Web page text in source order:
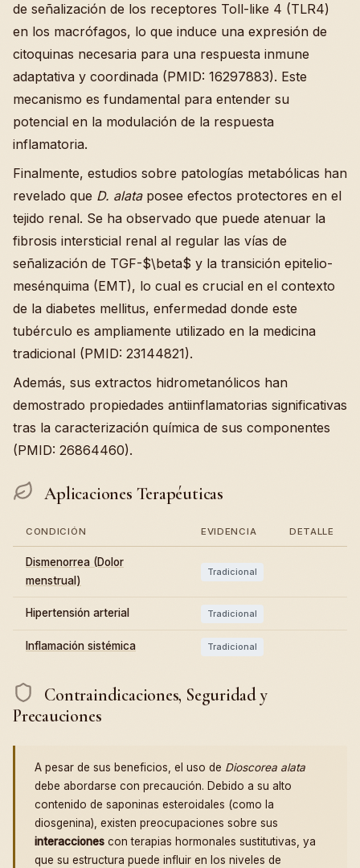
de señalización de los receptores Toll-like 4 (TLR4)
en los macrófagos, lo que induce una expresión de
citoquinas necesaria para una respuesta inmune
adaptativa y coordinada (PMID: 16297883). Este
mecanismo es fundamental para entender su
potencial en la modulación de la respuesta
inflamatoria.
Finalmente, estudios sobre patologías metabólicas han
revelado que D. alataposee efectos protectores en el
tejido renal. Se ha observado que puede atenuar la
fibrosis intersticial renal al regular las vías de
señalización de TGF-$\beta$ y la transición epitelio-
mesénquima (EMT), lo cual es crucial en el contexto
de la diabetes mellitus, enfermedad donde este
tubérculo es ampliamente utilizado en la medicina
tradicional (PMID: 23144821).
Además, sus extractos hidrometanólicos han
demostrado propiedades antiinflamatorias significativas
tras la caracterización química de sus componentes
(PMID: 26864460).
Aplicaciones Terapéuticas
CONDICIÓN EVIDENCIA DETALLE
Dismenorrea (Dolor
menstrual)
Tradicional
Hipertensión arterial Tradicional
Inflamación sistémica Tradicional
Contraindicaciones, Seguridad y
Precauciones
A pesar de sus beneficios, el uso de Dioscorea alata
debe abordarse con precaución. Debido a su alto
contenido de saponinas esteroidales (como la
diosgenina), existen preocupaciones sobre sus
interacciones con terapias hormonales sustitutivas, ya
que su estructura puede influir en los niveles de